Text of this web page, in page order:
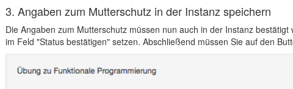
3. Angaben zum Mutterschutz in der Instanz speichern
Die Angaben zum Mutterschutz müssen nun auch in der Instanz
im Feld "Status bestätigen" setzen. Abschließend müssen Sie auf den